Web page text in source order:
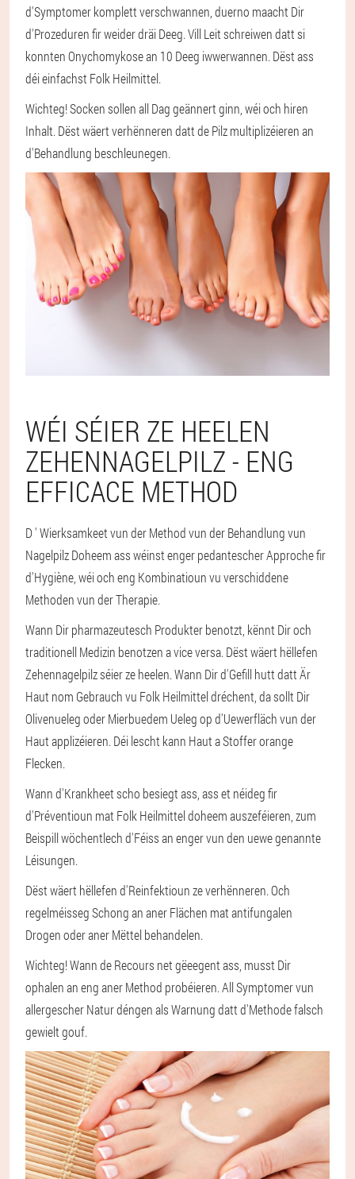
d'Symptomer komplett verschwannen, duerno maacht Dir
d'Prozeduren fir weider dräi Deeg. Vill Leit schreiwen datt si
konnten Onychomykose an 10 Deeg iwwerwannen. Dëst ass
déi einfachst Folk Heilmittel.
Wichteg! Socken sollen all Dag geännert ginn, wéi och hiren
Inhalt. Dëst wäert verhënneren datt de Pilz multiplizéieren an
d'Behandlung beschleunegen.
WÉI SÉIER ZE HEELEN
ZEHENNAGELPILZ - ENG
EFFICACE METHOD
D ' Wierksamkeet vun der Method vun der Behandlung vun
Nagelpilz Doheem ass wéinst enger pedantescher Approche fir
d'Hygiène, wéi och eng Kombinatioun vu verschiddene
Methoden vun der Therapie.
Wann Dir pharmazeutesch Produkter benotzt, kënnt Dir och
traditionell Medizin benotzen a vice versa. Dëst wäert hëllefen
Zehennagelpilz séier ze heelen. Wann Dir d'Gefill hutt datt Är
Haut nom Gebrauch vu Folk Heilmittel dréchent, da sollt Dir
Olivenueleg oder Mierbuedem Ueleg op d'Uewerfläch vun der
Haut applizéieren. Déi lescht kann Haut a Stoffer orange
Flecken.
Wann d'Krankheet scho besiegt ass, ass et néideg fir
d'Préventioun mat Folk Heilmittel doheem auszeféieren, zum
Beispill wöchentlech d'Féiss an enger vun den uewe genannte
Léisungen.
Dëst wäert hëllefen d'Reinfektioun ze verhënneren. Och
regelméisseg Schong an aner Flächen mat antifungalen
Drogen oder aner Mëttel behandelen.
Wichteg! Wann de Recours net gëeegent ass, musst Dir
ophalen an eng aner Method probéieren. All Symptomer vun
allergescher Natur déngen als Warnung datt d'Methode falsch
gewielt gouf.